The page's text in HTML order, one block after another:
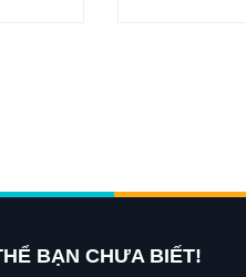
BẠN CHƯA BIẾT!